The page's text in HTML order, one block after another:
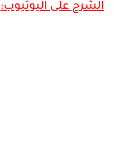
الشرح على اليوتيوب: